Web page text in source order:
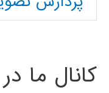
کانال ما